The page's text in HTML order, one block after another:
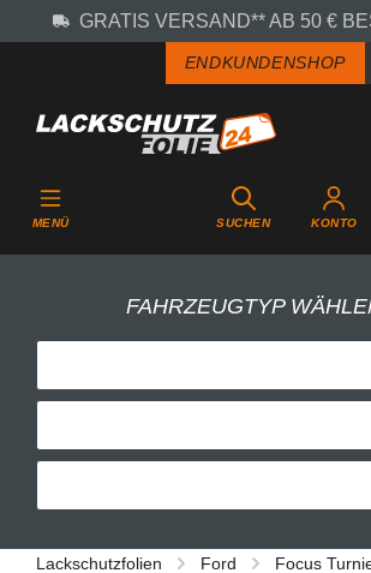
Zum Hauptinhalt springen
GRATIS VERSAND** AB 50 €
ENDKUNDENSHOP
MENÜ SUCHEN KONTO
FAHRZEUGTYP
Lackschutzfolien Ford
Focus